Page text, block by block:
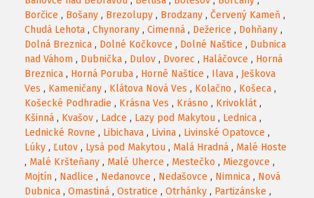
Borčice , Bošany , Brezolupy , Brodzany , Červený Kameň ,
Chudá Lehota , Chynorany , Cimenná , Dežerice , Dohňany ,
Dolná Breznica , Dolné Kočkovce , Dolné Naštice , Dubnica
nad Váhom , Dubnička , Dulov , Dvorec , Haláčovce , Horná
Breznica , Horná Poruba , Horné Naštice , Ilava , Ješkova
Ves , Kameničany , Klátova Nová Ves , Kolačno , Košeca ,
Košecké Podhradie , Krásna Ves , Krásno , Krivoklát,
Kšinná , Kvašov , Ladce , Lazy pod Makytou , Lednica ,
Lednické Rovne , Libichava , Livina , Livinské Opatovce ,
Lúky , Ľutov , Lysá pod Makytou , Malá Hradná , Malé Hoste
, Malé Kršteňany , Malé Uherce , Mestečko , Miezgovce ,
Mojtín , Nadlice , Nedanovce , Nedašovce , Nimnica , Nová
Dubnica , Omastiná , Ostratice , Otrhánky , Partizánske ,